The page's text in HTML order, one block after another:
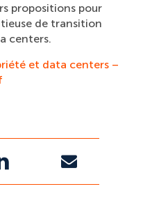
propositions pour
de transition
centers.
et data centers –